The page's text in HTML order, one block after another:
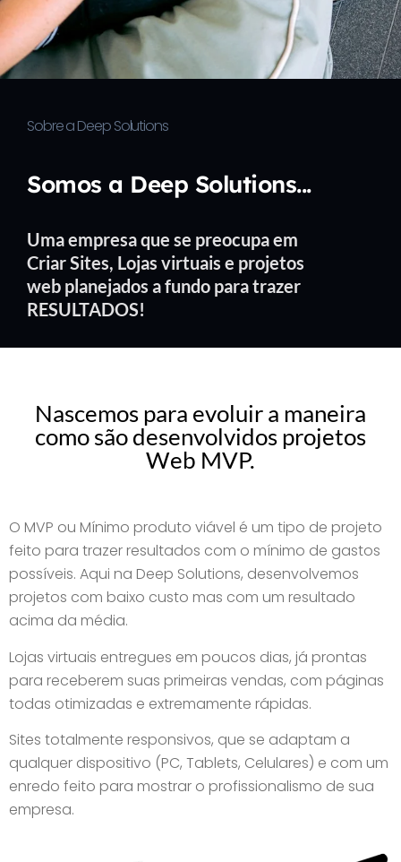
Sobre a Deep Solutions
Somos a Deep Solutions...
Uma empresa que se preocupa em
Criar Sites, Lojas virtuais e projetos
web planejados a fundo para trazer
RESULTADOS!
Nascemos para evoluir a maneira
como são desenvolvidos projetos
Web MVP.
O MVP ou Mínimo produto viável é um tipo de projeto
feito para trazer resultados com o mínimo de gastos
possíveis. Aqui na Deep Solutions, desenvolvemos
projetos com baixo custo mas com um resultado
acima da média.
Lojas virtuais entregues em poucos dias, já prontas
para receberem suas primeiras vendas, com páginas
todas otimizadas e extremamente rápidas.
Sites totalmente responsivos, que se adaptam a
qualquer dispositivo (PC, Tablets, Celulares) e com um
enredo feito para mostrar o profissionalismo de sua
empresa.